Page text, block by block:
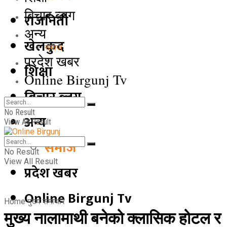
राजनिती
खेलकुद
शिक्षा
बिचार ब्लग
अन्य
समाज
प्रदेश खबर
Online Birgunj Tv
बिचार ब्लग
अन्य
समाज
प्रदेश खबर
Online Birgunj Tv
No Result
View All Result
No Result
View All Result
Home मुख्य समाचार
मुख्य नालामाथी बनेको क्लासिक होटल र